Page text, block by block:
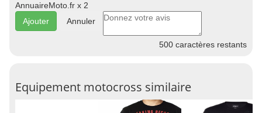
AnnuaireMoto.fr x 2
Annuler
500 caractères restants
Equipement motocross similaire